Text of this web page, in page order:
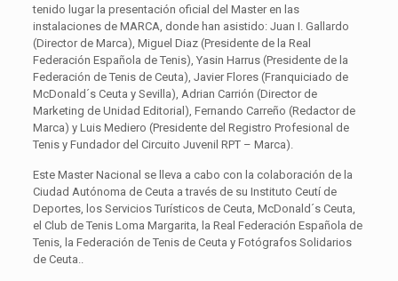
tenido lugar la presentación oficial del Master en las
instalaciones de MARCA, donde han asistido: Juan I. Gallardo
(Director de Marca), Miguel Diaz (Presidente de la Real
Federación Española de Tenis), Yasin Harrus (Presidente de la
Federación de Tenis de Ceuta), Javier Flores (Franquiciado de
McDonald´s Ceuta y Sevilla), Adrian Carrión (Director de
Marketing de Unidad Editorial), Fernando Carreño (Redactor de
Marca) y Luis Mediero (Presidente del Registro Profesional de
Tenis y Fundador del Circuito Juvenil RPT – Marca).
Este Master Nacional se lleva a cabo con la colaboración de la
Ciudad Autónoma de Ceuta a través de su Instituto Ceutí de
Deportes, los Servicios Turísticos de Ceuta, McDonald´s Ceuta,
el Club de Tenis Loma Margarita, la Real Federación Española de
Tenis, la Federación de Tenis de Ceuta y Fotógrafos Solidarios
de Ceuta..